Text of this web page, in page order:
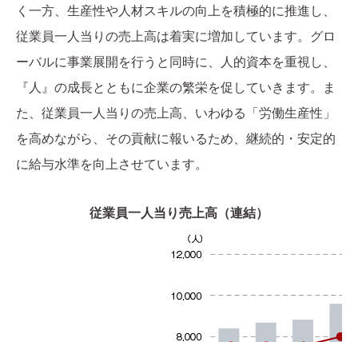
く一方、生産性や人材スキルの向上を積極的に推進し、
従業員一人当りの売上高は着実に増加しています。グロ
ーバルに事業展開を行うと同時に、人的資本を重視し、
『人』の成長とともに企業の繁栄を促していきます。ま
た、従業員一人当りの売上高、いわゆる「労働生産性」
を高めながら、その貢献に報いるため、継続的・安定的
に給与水準を向上させています。
従業員一人当り売上高（連結）